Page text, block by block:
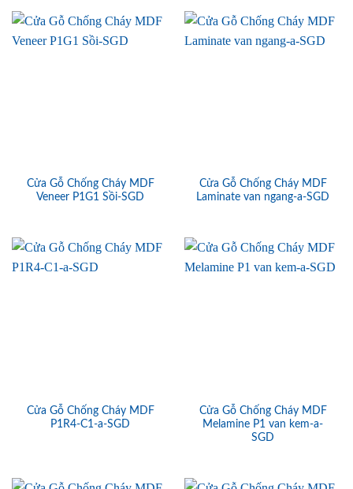
Cửa Gỗ Chống Cháy MDF
Veneer P1G1 Sồi-SGD
Cửa Gỗ Chống Cháy MDF
Laminate van ngang-a-SGD
Cửa Gỗ Chống Cháy MDF
P1R4-C1-a-SGD
Cửa Gỗ Chống Cháy MDF
Melamine P1 van kem-a-
SGD